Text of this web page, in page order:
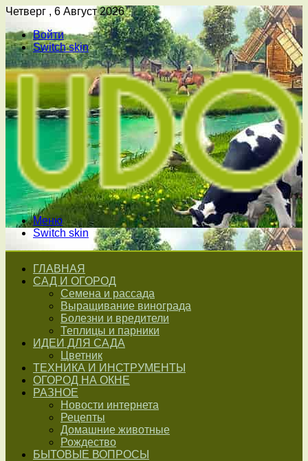
Четверг , 6 Август 2026
Войти
Switch skin
Меню
Switch skin
ГЛАВНАЯ
САД И ОГОРОД
Семена и рассада
Выращивание винограда
Болезни и вредители
Теплицы и парники
ИДЕИ ДЛЯ САДА
Цветник
ТЕХНИКА И ИНСТРУМЕНТЫ
ОГОРОД НА ОКНЕ
РАЗНОЕ
Новости интернета
Рецепты
Домашние животные
Рождество
БЫТОВЫЕ ВОПРОСЫ